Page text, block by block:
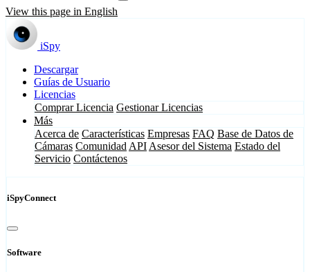
View this page in English
iSpy
Descargar
Guías de Usuario
Licencias
Comprar Licencia Gestionar Licencias
Más
Acerca de Características Empresas FAQ Base de Datos de
Cámaras Comunidad API Asesor del Sistema Estado del
Servicio Contáctenos
iSpyConnect
Software